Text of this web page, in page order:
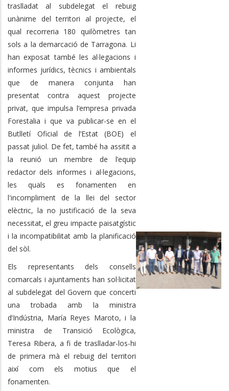
traslladat al subdelegat el rebuig
unànime del territori al projecte, el
qual recorreria 180 quilòmetres tan
sols a la demarcació de Tarragona. Li
han exposat també les al·legacions i
informes jurídics, tècnics i ambientals
que de manera conjunta han
presentat contra aquest projecte
privat, que impulsa l’empresa privada
Forestalia i que va publicar-se en el
Butlletí Oficial de l’Estat (BOE) el
passat juliol. De fet, també ha assitit a
la reunió un membre de l’equip
redactor dels informes i al·legacions,
les quals es fonamenten en
l'incompliment de la llei del sector
elèctric, la no justificació de la seva
necessitat, el greu impacte paisatgístic
i la incompatibilitat amb la planificació
del sòl.
Els representants dels consells
comarcals i ajuntaments han sol·licitat
al subdelegat del Govern que concerti
una trobada amb la ministra
d’Indústria, María Reyes Maroto, i la
ministra de Transició Ecològica,
Teresa Ribera, a fi de traslladar-los-hi
de primera mà el rebuig del territori
així com els motius que el
fonamenten.